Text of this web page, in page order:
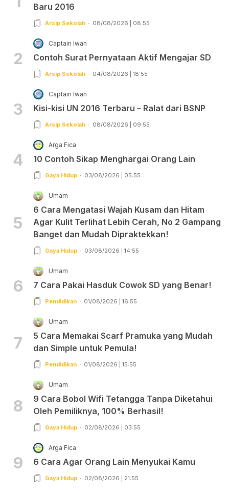
Baru 2016
Arsip Sekolah 08/08/2026 | 08:55
2
Captain Iwan
Contoh Surat Pernyataan Aktif Mengajar SD
Arsip Sekolah 04/08/2026 | 18:55
3
Captain Iwan
Kisi-kisi UN 2016 Terbaru – Ralat dari BSNP
Arsip Sekolah 08/08/2026 | 09:55
4
Arga Fica
10 Contoh Sikap Menghargai Orang Lain
Gaya Hidup 03/08/2026 | 05:55
5
Umam
6 Cara Mengatasi Wajah Kusam dan Hitam
Agar Kulit Terlihat Lebih Cerah, No 2 Gampang
Banget dan Mudah Dipraktekkan!
Gaya Hidup 03/08/2026 | 14:55
6
Umam
7 Cara Pakai Hasduk Cowok SD yang Benar!
Pendidikan 01/08/2026 | 16:55
7
Umam
5 Cara Memakai Scarf Pramuka yang Mudah
dan Simple untuk Pemula!
Pendidikan 01/08/2026 | 15:55
8
Umam
9 Cara Bobol Wifi Tetangga Tanpa Diketahui
Oleh Pemiliknya, 100% Berhasil!
Gaya Hidup 02/08/2026 | 03:55
9
Arga Fica
6 Cara Agar Orang Lain Menyukai Kamu
Gaya Hidup 02/08/2026 | 21:55